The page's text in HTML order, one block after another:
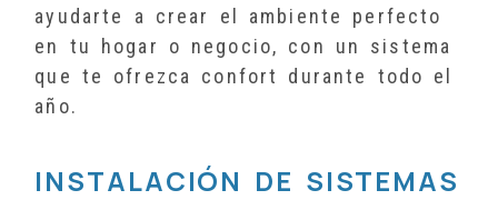
ayudarte a crear el ambiente perfecto
en tu hogar o negocio, con un sistema
que te ofrezca confort durante todo el
año.
INSTALACIÓN DE SISTEMAS